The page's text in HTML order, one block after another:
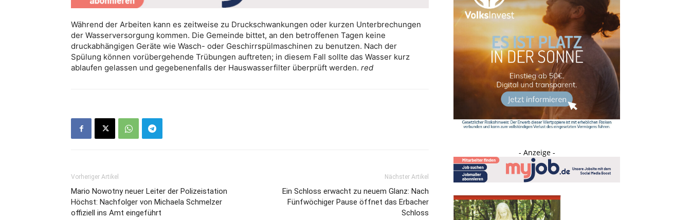
Während der Arbeiten kann es zeitweise zu Druckschwankungen oder kurzen Unterbrechungen
der Wasserversorgung kommen. Die Gemeinde bittet, an den betroffenen Tagen keine
druckabhängigen Geräte wie Wasch- oder Geschirrspülmaschinen zu benutzen. Nach der
Spülung können vorübergehende Trübungen auftreten; in diesem Fall sollte das Wasser kurz
ablaufen gelassen und gegebenenfalls der Hauswasserfilter überprüft werden. red
Vorheriger Artikel
Mario Nowotny neuer Leiter der Polizeistation
Höchst: Nachfolger von Michaela Schmelzer
offiziell ins Amt eingeführt
Nächster Artikel
Ein Schloss erwacht zu neuem Glanz: Nach
Fünfwöchiger Pause öffnet das Erbacher
Schloss
- Anzeige -